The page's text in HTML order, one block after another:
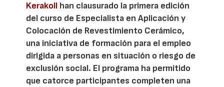
Kerakoll han clausurado la primera edición
del curso de Especialista en Aplicación y
Colocación de Revestimiento Cerámico,
una iniciativa de formación para el empleo
dirigida a personas en situación o riesgo de
exclusión social. El programa ha permitido
que catorce participantes completen una